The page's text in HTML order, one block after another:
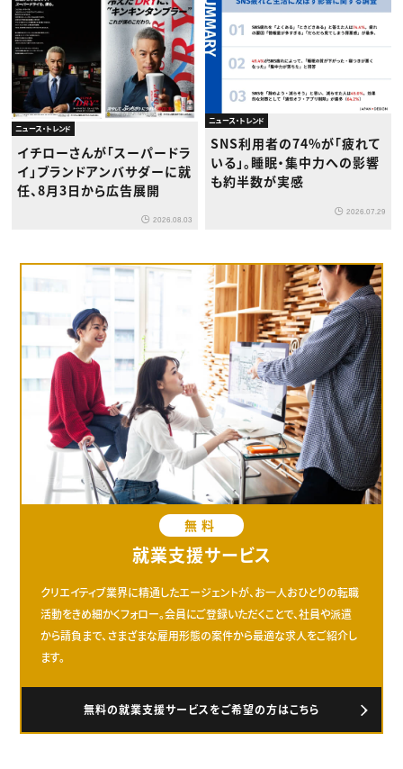
ニュース・トレンド
イチローさんが「スーパードラ
イ」ブランドアンバサダーに就
任、8月3日から広告展開
2026.08.03
ニュース・トレンド
SNS利用者の74%が「疲れて
いる」。睡眠・集中力への影響
も約半数が実感
2026.07.29
無料
就業支援サービス
クリエイティブ業界に精通したエージェントが、お一人おひとりの転職
活動をきめ細かくフォロー。会員にご登録いただくことで、社員や派遣
から請負まで、さまざまな雇用形態の案件から最適な求人をご紹介し
ます。
無料の就業支援サービスをご希望の方はこちら